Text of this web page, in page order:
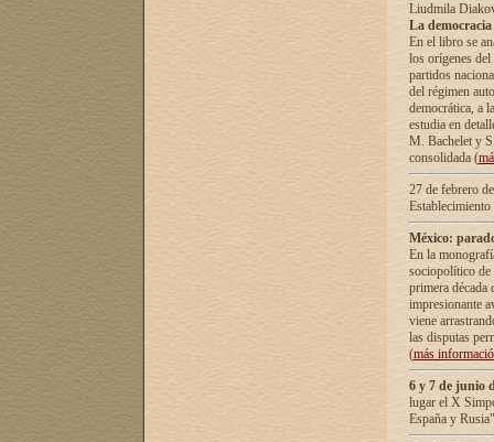
Liudmila
La
En el libro se
los orígenes
partidos
del régimen
democrática, а
estudia en
М. Bachelet у
consolidada (
27 de febrero
México:
En la
sociopolítico de
primera década
impresionante
viene
las disputas
(más
6 y 7 de junio
lugar el X
España y